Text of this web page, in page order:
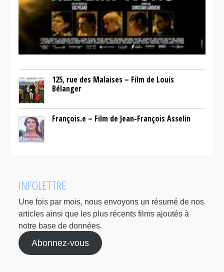
125, rue des Malaises – Film de Louis
Bélanger
François.e – Film de Jean-François Asselin
INFOLETTRE
Une fois par mois, nous envoyons un résumé de nos
articles ainsi que les plus récents films ajoutés à
notre base de données.
Abonnez-vous